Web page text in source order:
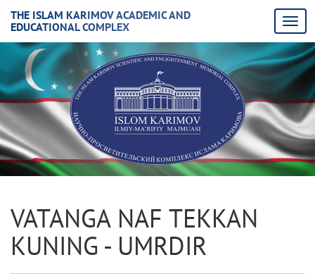
THE ISLAM KARIMOV ACADEMIC AND
EDUCATIONAL COMPLEX
VATANGA NAF TEKKAN
KUNING - UMRDIR